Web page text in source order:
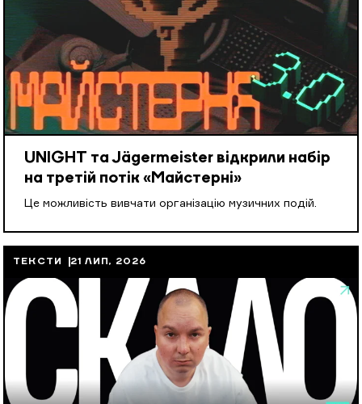
UNIGHT та Jägermeister відкрили набір
на третій потік «Майстерні»
Це можливість вивчати організацію музичних подій.
ТЕКСТИ 21 ЛИП, 2026